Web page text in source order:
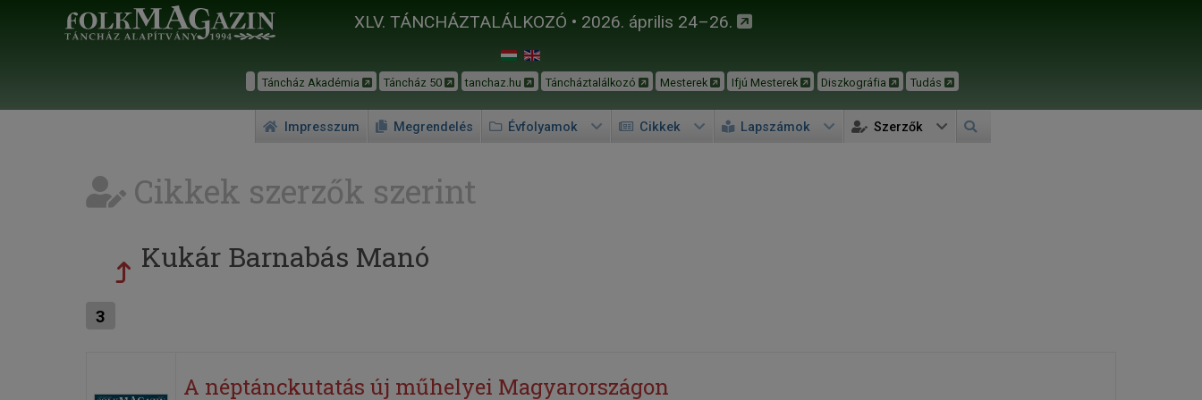
XLV. TÁNCHÁZTALÁLKOZÓ • 2026. április 24–26.
Táncház Akadémia Táncház 50 tanchaz.hu Táncháztalálkozó Mesterek Ifjú Mesterek Diszkográfia Tudás
Impresszum Megrendelés Évfolyamok Cikkek Lapszámok Szerzők
Cikkek szerzők szerint
Kukár Barnabás Manó
3
A néptánckutatás új műhelyei Magyarországon